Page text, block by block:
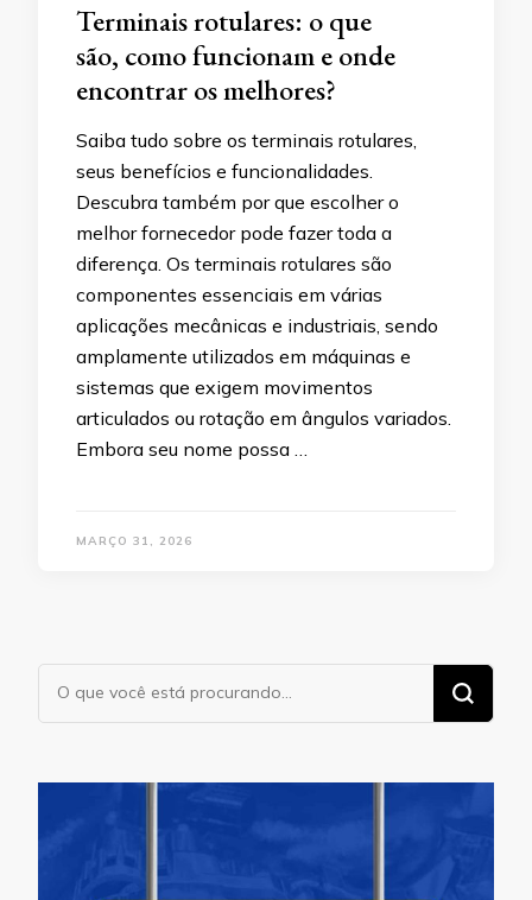
Terminais rotulares: o que
são, como funcionam e onde
encontrar os melhores?
Saiba tudo sobre os terminais rotulares,
seus benefícios e funcionalidades.
Descubra também por que escolher o
melhor fornecedor pode fazer toda a
diferença. Os terminais rotulares são
componentes essenciais em várias
aplicações mecânicas e industriais, sendo
amplamente utilizados em máquinas e
sistemas que exigem movimentos
articulados ou rotação em ângulos variados.
Embora seu nome possa …
MARÇO 31, 2026